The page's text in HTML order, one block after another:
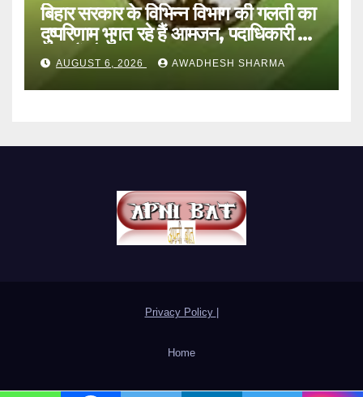
बिहार सरकार के विभिन्न विभाग की गलती का
दुष्परिणाम भुगत रहे हैं आमजन, पदाधिकारी और
अन्य हैं मौन
AUGUST 6, 2026 AWADHESH SHARMA
Privacy Policy
Home